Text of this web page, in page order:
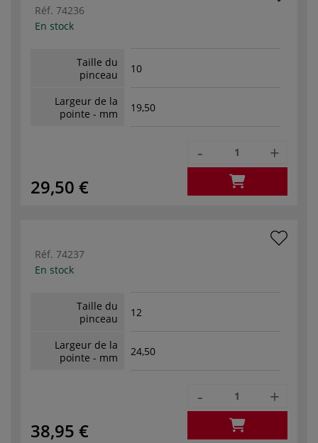
Réf. 74236
En stock
Taille du
pinceau
10
Largeur de la
pointe - mm
19,50
29,50 €
- +
Réf. 74237
En stock
Taille du
pinceau
12
Largeur de la
pointe - mm
24,50
38,95 €
- +